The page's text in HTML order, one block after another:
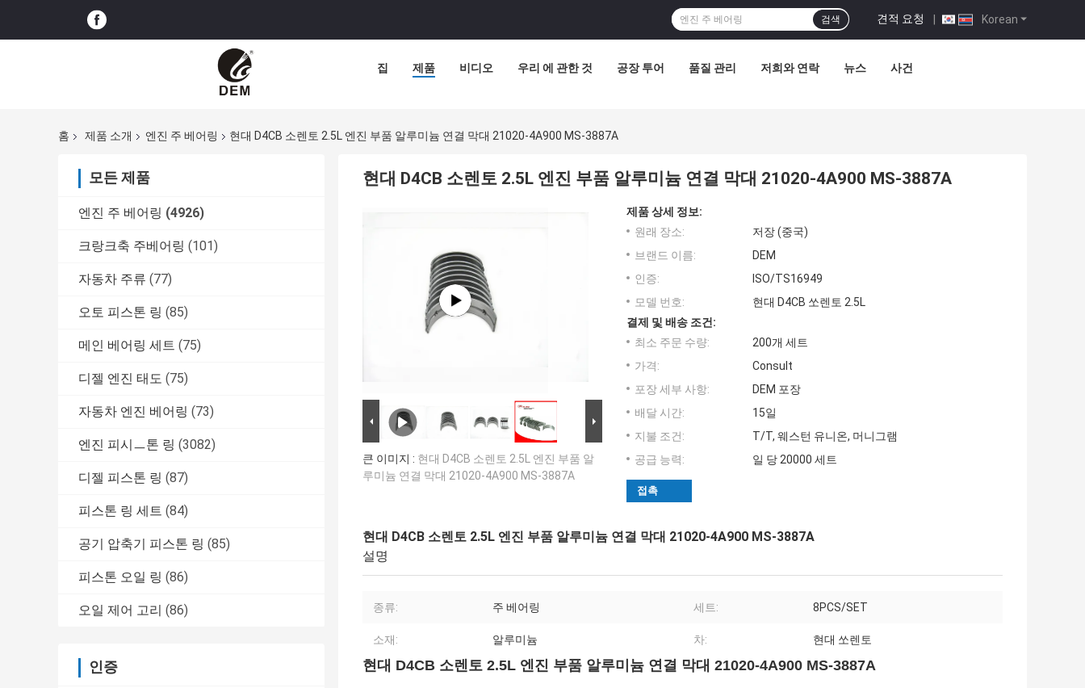
Korean
견적 요청 |
검색
집 제품 비디오 우리 에 관한 것 공장 투어 품질 관리 저희와 연락 뉴스 사건
홈 제품 소개 엔진 주 베어링 현대 D4CB 소렌토 2.5L 엔진 부품 알루미늄 연결 막대 21020-4A900 MS-3887A
모든 제품
엔진 주 베어링 (4926)
크랑크축 주베어링 (101)
자동차 주류 (77)
오토 피스톤 링 (85)
메인 베어링 세트 (75)
디젤 엔진 태도 (75)
자동차 엔진 베어링 (73)
엔진 피시ㅡ톤 링 (3082)
디젤 피스톤 링 (87)
피스톤 링 세트 (84)
공기 압축기 피스톤 링 (85)
피스톤 오일 링 (86)
오일 제어 고리 (86)
인증
현대 D4CB 소렌토 2.5L 엔진 부품 알루미늄 연결 막대 21020-4A900 MS-3887A
큰 이미지 : 현대 D4CB 소렌토 2.5L 엔진 부품 알
루미늄 연결 막대 21020-4A900 MS-3887A
제품 상세 정보:
원래 장소:
저장 (중국)
브랜드 이름:
DEM
인증:
ISO/TS16949
모델 번호:
현대 D4CB 쏘렌토 2.5L
결제 및 배송 조건:
최소 주문 수량:
200개 세트
가격:
Consult
포장 세부 사항:
DEM 포장
배달 시간:
15일
지불 조건:
T/T, 웨스턴 유니온, 머니그램
공급 능력:
일 당 20000 세트
접촉
현대 D4CB 소렌토 2.5L 엔진 부품 알루미늄 연결 막대 21020-4A900 MS-3887A
설명
종류: 주 베어링 세트: 8PCS/SET
소재: 알루미늄 차: 현대 쏘렌토
현대 D4CB 소렌토 2.5L 엔진 부품 알루미늄 연결 막대 21020-4A900 MS-3887A